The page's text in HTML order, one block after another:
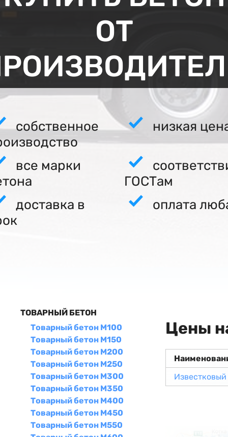
ОТ
собственное
низкая
все марки
ГОСТам
доставка в
оплата
ТОВАРНЫЙ БЕТОН
Товарный бетон М100
Товарный бетон М150
Товарный бетон М200
Товарный бетон М250
Товарный бетон М300
Товарный бетон М350
Товарный бетон М400
Товарный бетон М450
Товарный бетон М550
Цены